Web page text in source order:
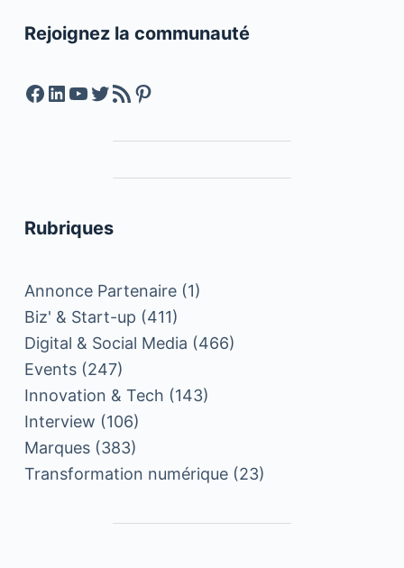
Rejoignez la communauté
Facebook
LinkedIn
YouTube
Twitter
Feed RSSPinterest
Rubriques
Annonce Partenaire(1)
Biz' & Start-up (411)
Digital & Social Media (466)
Events(247)
Innovation & Tech (143)
Interview (106)
Marques(383)
Transformation numérique(23)